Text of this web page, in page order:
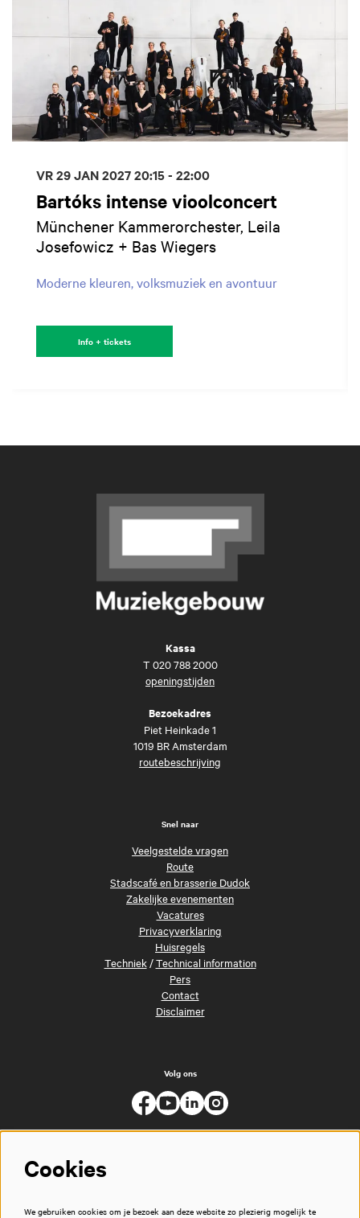
Bartóks intense vioolconcert
Münchener Kammerorchester, Leila
Josefowicz + Bas Wiegers
Moderne kleuren, volksmuziek en avontuur
VR 29 JAN 202720:15 - 22:00
Info + tickets
Kassa
T 020 788 2000
openingstijden
Bezoekadres
Piet Heinkade 1
1019 BR Amsterdam
routebeschrijving
Snel naar
Veelgestelde vragen
Route
Stadscafé en brasserie Dudok
Zakelijke evenementen
Vacatures
Privacyverklaring
Huisregels
Techniek/Technical information
Pers
Contact
Disclaimer
Volg ons
Cookies
We gebruiken cookies om je bezoek aan deze website zo plezierig mogelijk te